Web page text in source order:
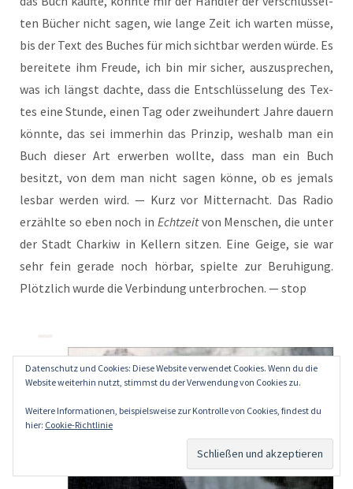
ten Bücher nicht sagen, wie lan­ge Zeit ich war­ten müs­se,
bis der Text des Buches für mich sicht­bar wer­den wür­de. Es
berei­te­te ihm Freu­de, ich bin mir sicher, aus­zu­spre­chen,
was ich längst dach­te, dass die Ent­schlüs­se­lung des Tex­
tes eine Stun­de, einen Tag oder zwei­hun­dert Jah­re dau­ern
könn­te, das sei immer­hin das Prin­zip, wes­halb man ein
Buch die­ser Art erwer­ben woll­te, dass man ein Buch
besitzt, von dem man nicht sagen kön­ne, ob es jemals
les­bar wer­den wird. — Kurz vor Mit­ter­nacht. Das Radio
erzähl­te so eben noch in Echt­zeitvon Men­schen, die unter
der Stadt Char­kiw in Kel­lern sit­zen. Eine Gei­ge, sie war
sehr fein gera­de noch hör­bar, spiel­te zur Beru­hi­gung.
Plötz­lich wur­de die Ver­bin­dung unter­bro­chen. — stop
Datenschutz und Cookies: Diese Website verwendet Cookies. Wenn du die
Website weiterhin nutzt, stimmst du der Verwendung von Cookies zu.
Weitere Informationen, beispielsweise zur Kontrolle von Cookies, findest du
hier: Cookie-Richtlinie